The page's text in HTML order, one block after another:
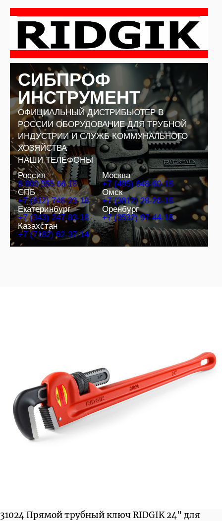
Перейти
содержимому
СИБПРОФ
ИНСТРУМЕНТ
ОФИЦИАЛЬНЫЙ ДИСТРИБЬЮТЕР В
РОССИИ ОБОРУДОВАНИЕ ДЛЯ ТРУБНОЙ
ИНДУСТРИИ И СЛУЖБ КОММУНАЛЬНОГО
ХОЗЯЙСТВА
НАШИ ТЕЛЕФОНЫ
Россия
8 800 555 66 18
Москва
+7 (495) 648-60-18
СПБ
+7 (812) 748-23-18
Омск
+7 (3812) 28-26-18
Екатеринбург
+7 (343) 247-83-18
Оренбург
+7 (3532) 97-44-18
Казахстан
+7 (7182) 62-37-14
31024 Прямой трубный ключ RIDGIK 24" для